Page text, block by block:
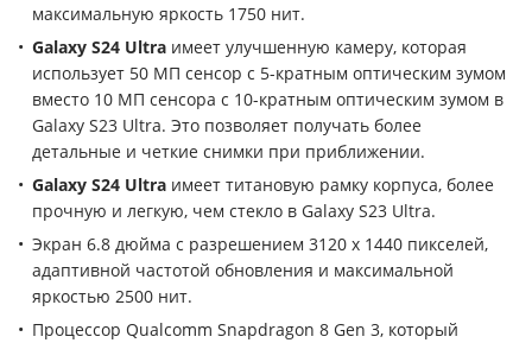
максимальную яркость 1750 нит.
Galaxy S24 Ultra имеет улучшенную камеру, которая
использует 50 МП сенсор с 5-кратным оптическим зумом
вместо 10 МП сенсора с 10-кратным оптическим зумом в
Galaxy S23 Ultra. Это позволяет получать более
детальные и четкие снимки при приближении.
Galaxy S24 Ultra имеет титановую рамку корпуса, более
прочную и легкую, чем стекло в Galaxy S23 Ultra.
Экран 6.8 дюйма с разрешением 3120 x 1440 пикселей,
адаптивной частотой обновления и максимальной
яркостью 2500 нит.
Процессор Qualcomm Snapdragon 8 Gen 3, который